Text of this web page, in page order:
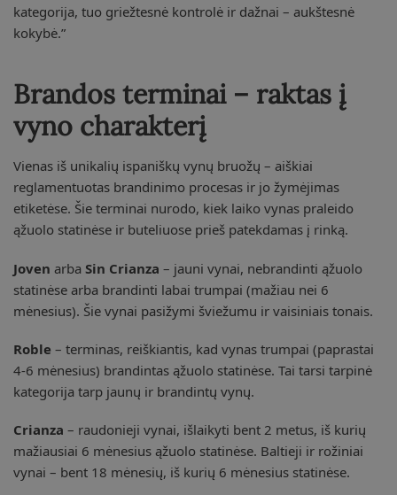
kategorija, tuo griežtesnė kontrolė ir dažnai – aukštesnė
kokybė.”
Brandos terminai – raktas į
vyno charakterį
Vienas iš unikalių ispaniškų vynų bruožų – aiškiai
reglamentuotas brandinimo procesas ir jo žymėjimas
etiketėse. Šie terminai nurodo, kiek laiko vynas praleido
ąžuolo statinėse ir buteliuose prieš patekdamas į rinką.
Joven arba Sin Crianza – jauni vynai, nebrandinti ąžuolo
statinėse arba brandinti labai trumpai (mažiau nei 6
mėnesius). Šie vynai pasižymi šviežumu ir vaisiniais tonais.
Roble – terminas, reiškiantis, kad vynas trumpai (paprastai
4-6 mėnesius) brandintas ąžuolo statinėse. Tai tarsi tarpinė
kategorija tarp jaunų ir brandintų vynų.
Crianza – raudonieji vynai, išlaikyti bent 2 metus, iš kurių
mažiausiai 6 mėnesius ąžuolo statinėse. Baltieji ir rožiniai
vynai – bent 18 mėnesių, iš kurių 6 mėnesius statinėse.